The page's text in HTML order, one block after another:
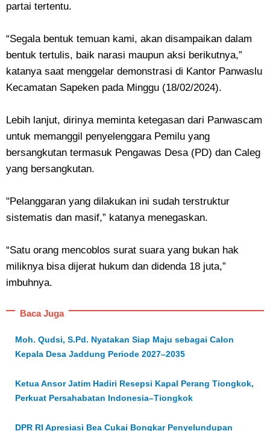
partai tertentu.
“Segala bentuk temuan kami, akan disampaikan dalam
bentuk tertulis, baik narasi maupun aksi berikutnya,”
katanya saat menggelar demonstrasi di Kantor Panwaslu
Kecamatan Sapeken pada Minggu (18/02/2024).
Lebih lanjut, dirinya meminta ketegasan dari Panwascam
untuk memanggil penyelenggara Pemilu yang
bersangkutan termasuk Pengawas Desa (PD) dan Caleg
yang bersangkutan.
"Pelanggaran yang dilakukan ini sudah terstruktur
sistematis dan masif,” katanya menegaskan.
“Satu orang mencoblos surat suara yang bukan hak
miliknya bisa dijerat hukum dan didenda 18 juta,”
imbuhnya.
Baca Juga
Moh. Qudsi, S.Pd. Nyatakan Siap Maju sebagai Calon
Kepala Desa Jaddung Periode 2027–2035
Ketua Ansor Jatim Hadiri Resepsi Kapal Perang Tiongkok,
Perkuat Persahabatan Indonesia–Tiongkok
DPR RI Apresiasi Bea Cukai Bongkar Penyelundupan